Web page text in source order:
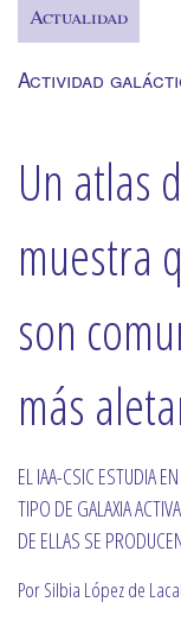
Actualidad
Actividad
Un atlas
muestra
son
más
EL IAA-CSIC ESTUDIA
TIPO DE GALAXIA
DE ELLAS SE
Por Silbia López de